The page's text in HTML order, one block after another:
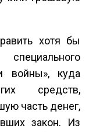
хотя бы
войны», куда
средств,
часть денег,
закон. Из